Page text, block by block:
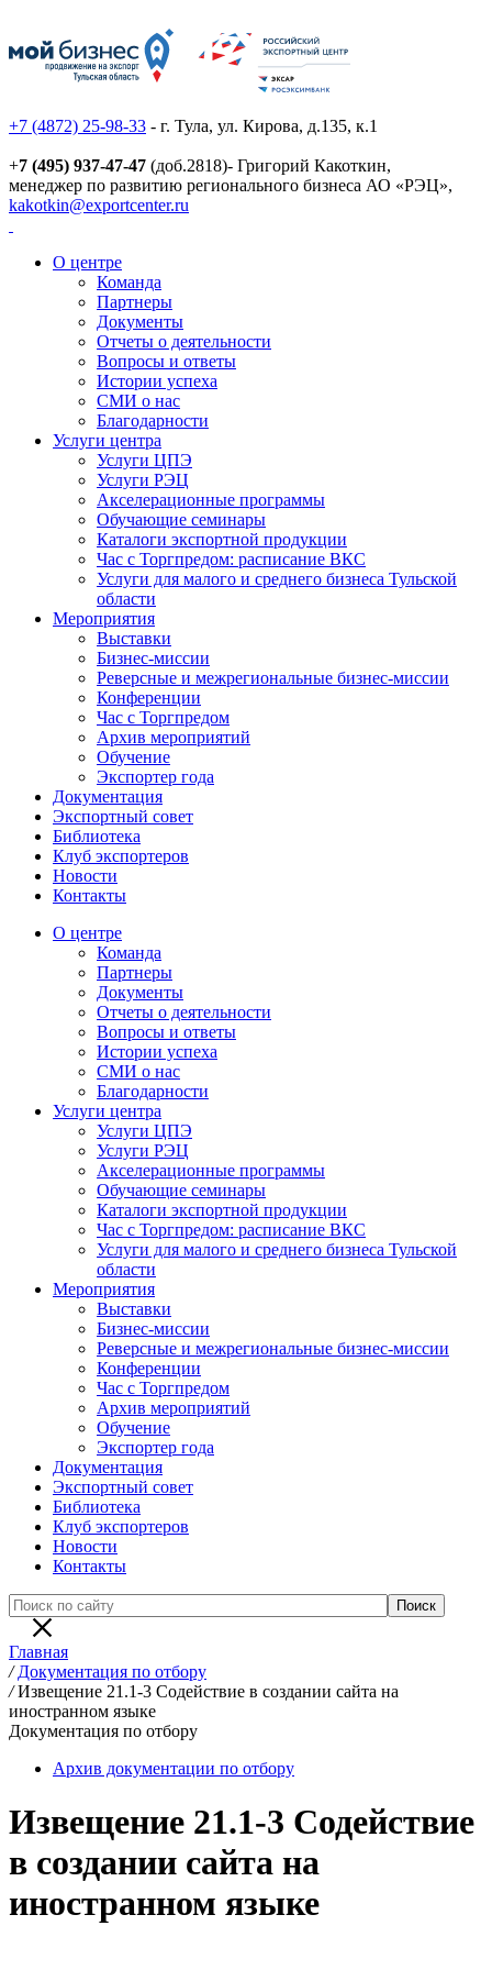
+7 (4872) 25-98-33 - г. Тула, ул. Кирова, д.135, к.1
+7 (495) 937-47-47 (доб.2818)- Григорий Какоткин,
менеджер по развитию регионального бизнеса АО «РЭЦ»,
kakotkin@exportcenter.ru
О центре
Команда
Партнеры
Документы
Отчеты о деятельности
Вопросы и ответы
Истории успеха
СМИ о нас
Благодарности
Услуги центра
Услуги ЦПЭ
Услуги РЭЦ
Акселерационные программы
Обучающие семинары
Каталоги экспортной продукции
Час с Торгпредом: расписание ВКС
Услуги для малого и среднего бизнеса Тульской
области
Мероприятия
Выставки
Бизнес-миссии
Реверсные и межрегиональные бизнес-миссии
Конференции
Час с Торгпредом
Архив мероприятий
Обучение
Экспортер года
Документация
Экспортный совет
Библиотека
Клуб экспортеров
Новости
Контакты
О центре
Команда
Партнеры
Документы
Отчеты о деятельности
Вопросы и ответы
Истории успеха
СМИ о нас
Благодарности
Услуги центра
Услуги ЦПЭ
Услуги РЭЦ
Акселерационные программы
Обучающие семинары
Каталоги экспортной продукции
Час с Торгпредом: расписание ВКС
Услуги для малого и среднего бизнеса Тульской
области
Мероприятия
Выставки
Бизнес-миссии
Реверсные и межрегиональные бизнес-миссии
Конференции
Час с Торгпредом
Архив мероприятий
Обучение
Экспортер года
Документация
Экспортный совет
Библиотека
Клуб экспортеров
Новости
Контакты
Главная
/ Документация по отбору
/ Извещение 21.1-3 Содействие в создании сайта на
иностранном языке
Документация по отбору
Архив документации по отбору
Извещение 21.1-3 Содействие
в создании сайта на
иностранном языке